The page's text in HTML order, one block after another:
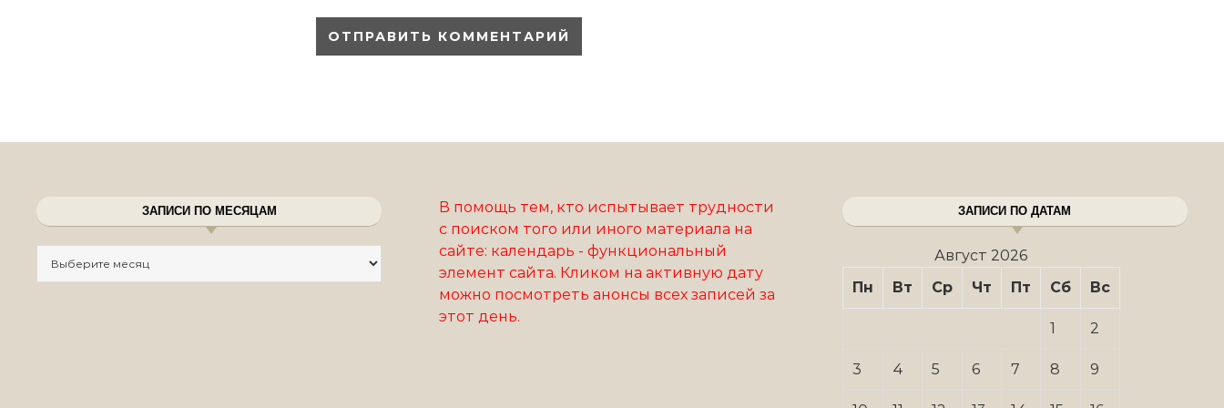
ЗАПИСИ ПО МЕСЯЦАМ
В помощь тем, кто испытывает трудности
с поиском того или иного материала на
сайте: календарь - функциональный
элемент сайта. Кликом на активную дату
можно посмотреть анонсы всех записей за
этот день.
ЗАПИСИ ПО ДАТАМ
Август 2026
Пн
Вт Ср Чт Пт Сб Вс
1 2
3 4 5 6 7 8 9